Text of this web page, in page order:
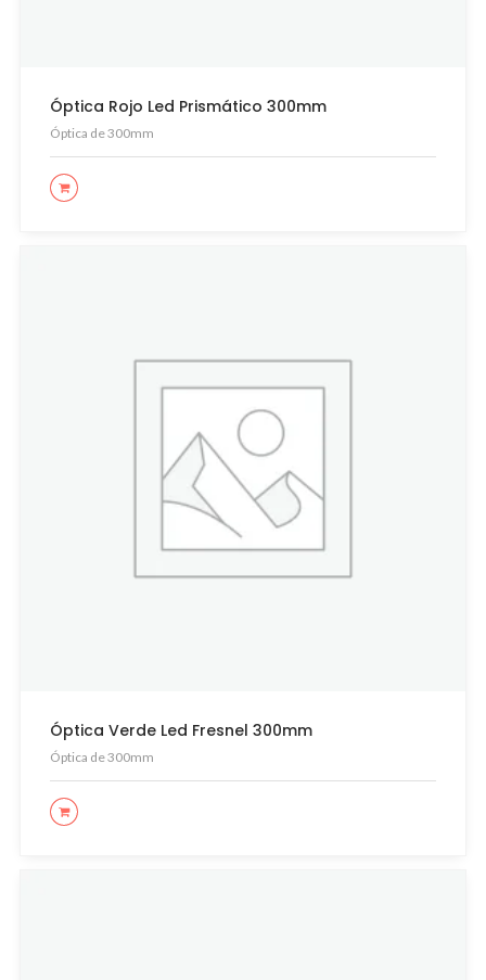
Óptica Rojo Led Prismático 300mm
Óptica de 300mm
LEER MÁS
Óptica Verde Led Fresnel 300mm
Óptica de 300mm
LEER MÁS